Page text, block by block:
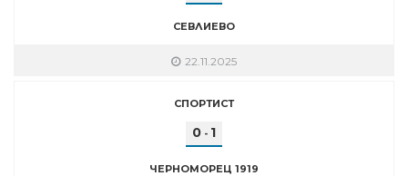
СЕВЛИЕВО
22.11.2025
СПОРТИСТ
0 - 1
ЧЕРНОМОРЕЦ 1919